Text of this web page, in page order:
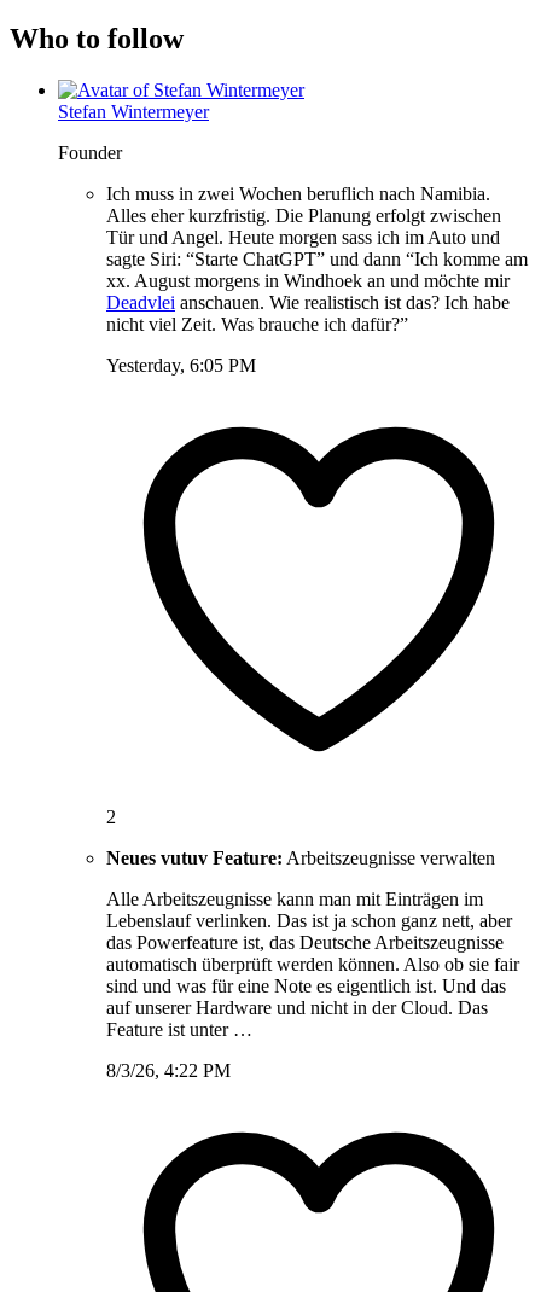
Who to follow
Stefan Wintermeyer
Founder
Ich muss in zwei Wochen beruflich nach Namibia.
Alles eher kurzfristig. Die Planung erfolgt zwischen
Tür und Angel. Heute morgen sass ich im Auto und
sagte Siri: “Starte ChatGPT” und dann “Ich komme am
xx. August morgens in Windhoek an und möchte mir
Deadvlei anschauen. Wie realistisch ist das? Ich habe
nicht viel Zeit. Was brauche ich dafür?”
Yesterday, 6:05 PM
2
Neues vutuv Feature: Arbeitszeugnisse verwalten
Alle Arbeitszeugnisse kann man mit Einträgen im
Lebenslauf verlinken. Das ist ja schon ganz nett, aber
das Powerfeature ist, das Deutsche Arbeitszeugnisse
automatisch überprüft werden können. Also ob sie fair
sind und was für eine Note es eigentlich ist. Und das
auf unserer Hardware und nicht in der Cloud. Das
Feature ist unter …
8/3/26, 4:22 PM